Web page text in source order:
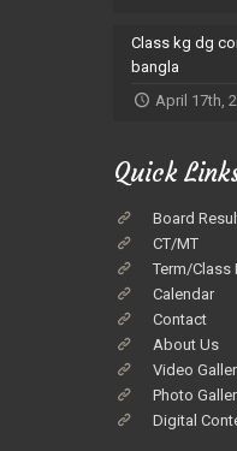
Class kg dg
bangla
April 17th,
Quick
Board
CT/MT
Term/Class
Calendar
Contact
About Us
Video
Photo
Digital